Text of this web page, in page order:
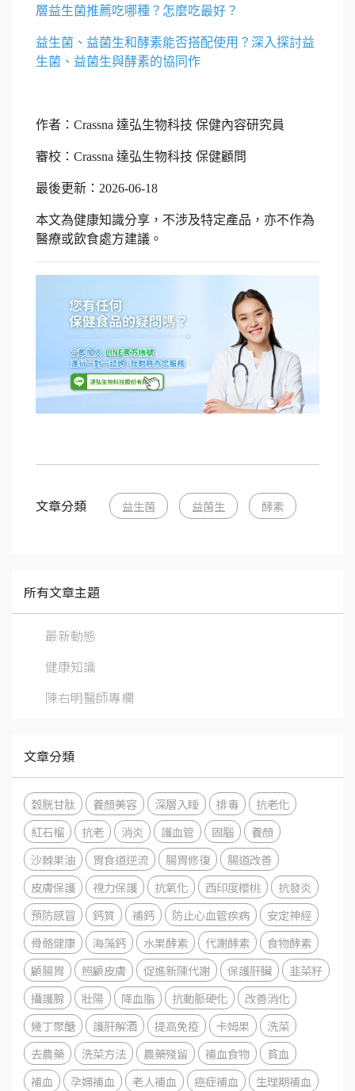
層益生菌推薦吃哪種？怎麼吃最好？
益生菌、益菌生和酵素能否搭配使用？深入探討益
生菌、益菌生與酵素的協同作
作者：Crassna 達弘生物科技 保健內容研究員
審校：Crassna 達弘生物科技 保健顧問
最後更新：2026-06-18
本文為健康知識分享，不涉及特定產品，亦不作為
醫療或飲食處方建議。
文章分類 益生菌 益菌生 酵素
所有文章主題
最新動態
健康知識
陳右明醫師專欄
文章分類
穀胱甘肽 養顏美容 深層入睡 排毒
抗老化
紅石榴
抗老 消炎 護血管 固腦
養顏
沙棘果油
胃食道逆流 腸胃修復
腸道改善
皮膚保護
視力保護 抗氧化 西印度櫻桃
抗發炎
預防感冒
鈣質 補鈣 防止心血管疾病
安定神經
骨骼健康
海藻鈣 水果酵素 代謝酵素
食物酵素
顧腸胃
照顧皮膚 促進新陳代謝 保護肝臟
韭菜籽
攝護腺
壯陽 降血脂 抗動脈硬化
改善消化
幾丁聚醣
護肝解酒 提高免疫 卡姆果
洗菜
去農藥
洗菜方法 農藥殘留 補血食物
貧血
補血
孕婦補血 老人補血 癌症補血 生理期補血